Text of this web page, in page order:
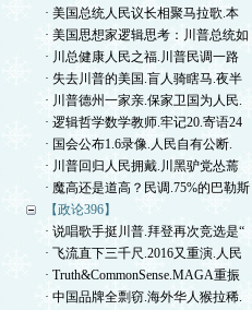
· 美国总统人民议长相聚马拉歌.本
· 美国思想家逻辑思考：川普总统如
· 川总健康人民之福.川普民调一路
· 失去川普的美国.盲人骑瞎马.夜半
· 川普德州一家亲.保家卫国为人民.
· 逻辑哲学数学教师.牢记20.寄语24
· 国会公布1.6录像.人民自有公断.
· 川普回归人民拥戴.川黑驴党怂蔫
· 魔高还是道高？民调.75%的巴勒斯
【政论396】
· 说唱歌手挺川普.拜登再次竞选是“
· 飞流直下三千尺.2016又重演.人民
· Truth&CommonSense.MAGA重振
· 中国品牌全剽窃.海外华人猴拉稀.